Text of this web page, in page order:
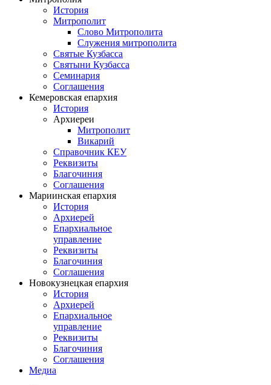
История
Митрополит
Слово Митрополита
Служения митрополита
Святые Кузбасса
Святыни Кузбасса
Семинария
Соглашения
Кемеровская епархия
История
Архиереи
Митрополит
Викарий
Справочник КЕУ
Реквизиты
Благочиния
Соглашения
Мариинская епархия
История
Архиерей
Епархиальное
управление
Реквизиты
Благочиния
Соглашения
Новокузнецкая епархия
История
Архиерей
Епархиальное
управление
Реквизиты
Благочиния
Соглашения
Медиа